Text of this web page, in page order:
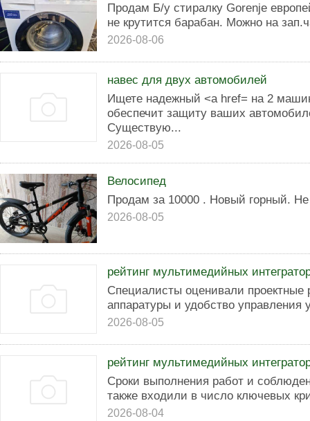
Продам Б/у стиралку Gorenje
не крутится барабан. Можно на
2026-08-06
навес для двух автомобилей
Ищете надежный <a href= на 2
обеспечит защиту ваших
Существую...
2026-08-05
Велосипед
Продам за 10000 . Новый горный.
2026-08-05
рейтинг мультимедийных
Специалисты оценивали проектные
аппаратуры и удобство
2026-08-05
рейтинг мультимедийных
Сроки выполнения работ и
также входили в число ключевых
2026-08-04